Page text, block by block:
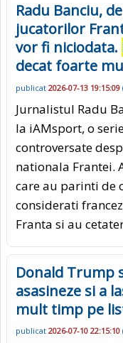
Radu Banciu,
jucatorilor
vor fi niciodata.
decat foarte
publicat 2026-07-13 19:15:09
Jurnalistul Radu
la iAMsport, o
controversate
nationala Frantei.
care au parinti de
considerati
Franta si au
Donald Trump
asasineze si a
mult timp pe
publicat 2026-07-10 22:15:10